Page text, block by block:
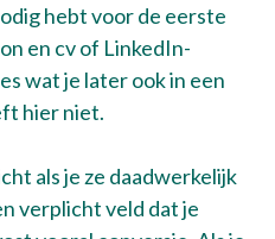
hebt voor de eerste
en cv of LinkedIn-
wat je later ook in een
hier niet.
als je ze daadwerkelijk
verplicht veld dat je